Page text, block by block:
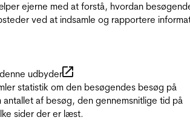
ejerne med at forstå, hvordan
ved at indsamle og rapportere
udbyder
statistik om den besøgendes besøg på
antallet af besøg, den gennemsnitlige tid på
sider der er læst.